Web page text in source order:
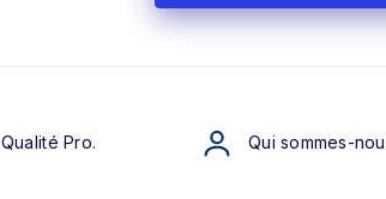
Qualité Pro. Qui sommes-